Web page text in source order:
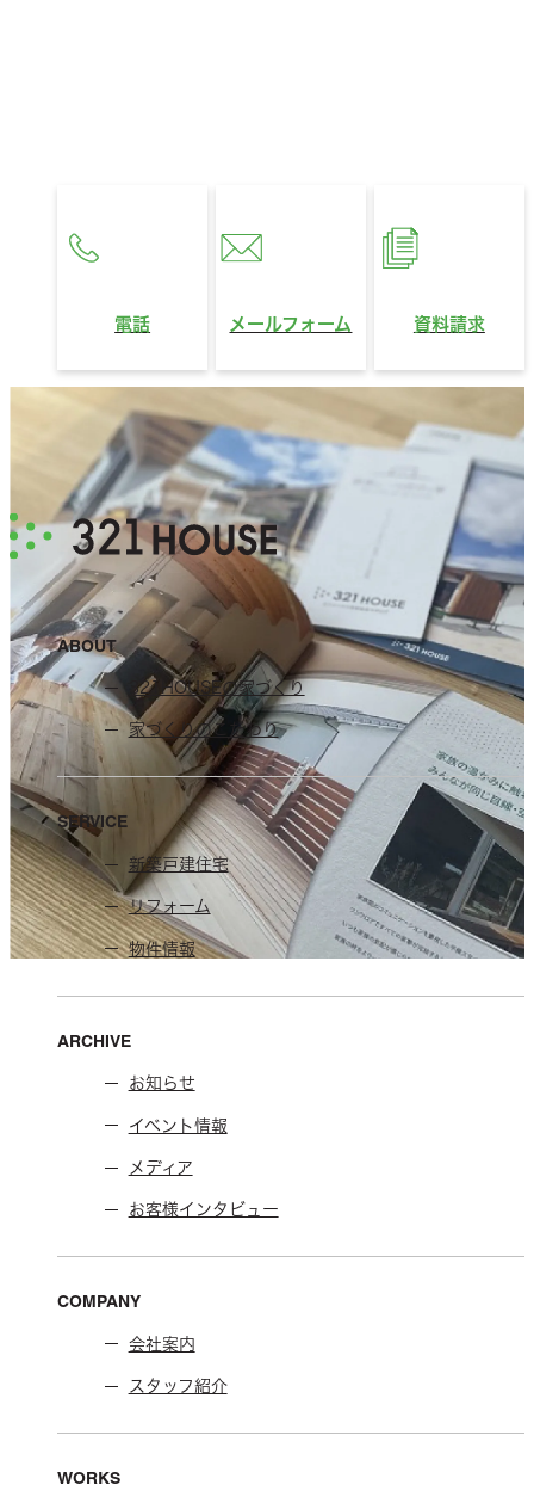
電話 メールフォーム 資料請求
ABOUT
321HOUSEの家づくり
家づくりのこだわり
SERVICE
新築戸建住宅
リフォーム
物件情報
ARCHIVE
お知らせ
イベント情報
メディア
お客様インタビュー
COMPANY
会社案内
スタッフ紹介
WORKS